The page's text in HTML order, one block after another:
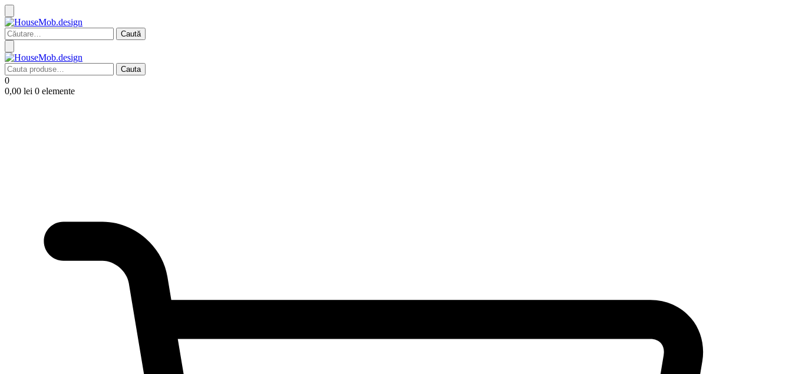
Caută
după:
Cauta
după:
Cauta
0
0,00 lei 0 elemente